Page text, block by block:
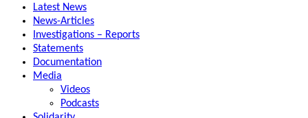
Latest News
News-Articles
Investigations – Reports
Statements
Documentation
Media
Videos
Podcasts